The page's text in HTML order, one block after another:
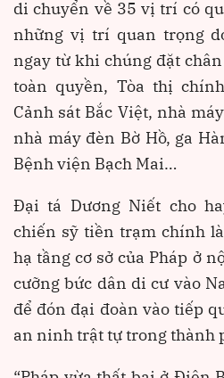
di chuyển về 35 vị trí có
những vị trí quan trọng
ngay từ khi chúng đặt
toàn quyền, Tòa thị
Cảnh sát Bắc Việt, nhà
nhà máy đèn Bờ Hồ, ga
Bệnh viện Bạch Mai…
Đại tá Dương Niết cho
chiến sỹ tiền trạm chính
hạ tầng cơ sở của Pháp ở
cưỡng bức dân di cư vào
để đón đại đoàn vào tiếp
an ninh trật tự trong thành